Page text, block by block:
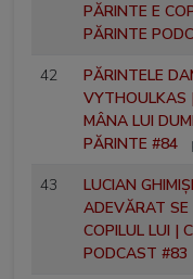
PĂRINTE E
PĂRINTE
42
PĂRINTELE
VYTHOULKAS
MÂNA LUI
PĂRINTE #84
43
LUCIAN
ADEVĂRAT SE
COPILUL LUI |
PODCAST #83